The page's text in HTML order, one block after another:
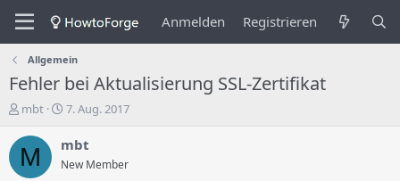
Anmelden Registrieren
Allgemein
Fehler bei Aktualisierung SSL-Zertifikat
E
s
t
e
mbt
E
s
e
7. Aug. 2017
M mbt
New Member